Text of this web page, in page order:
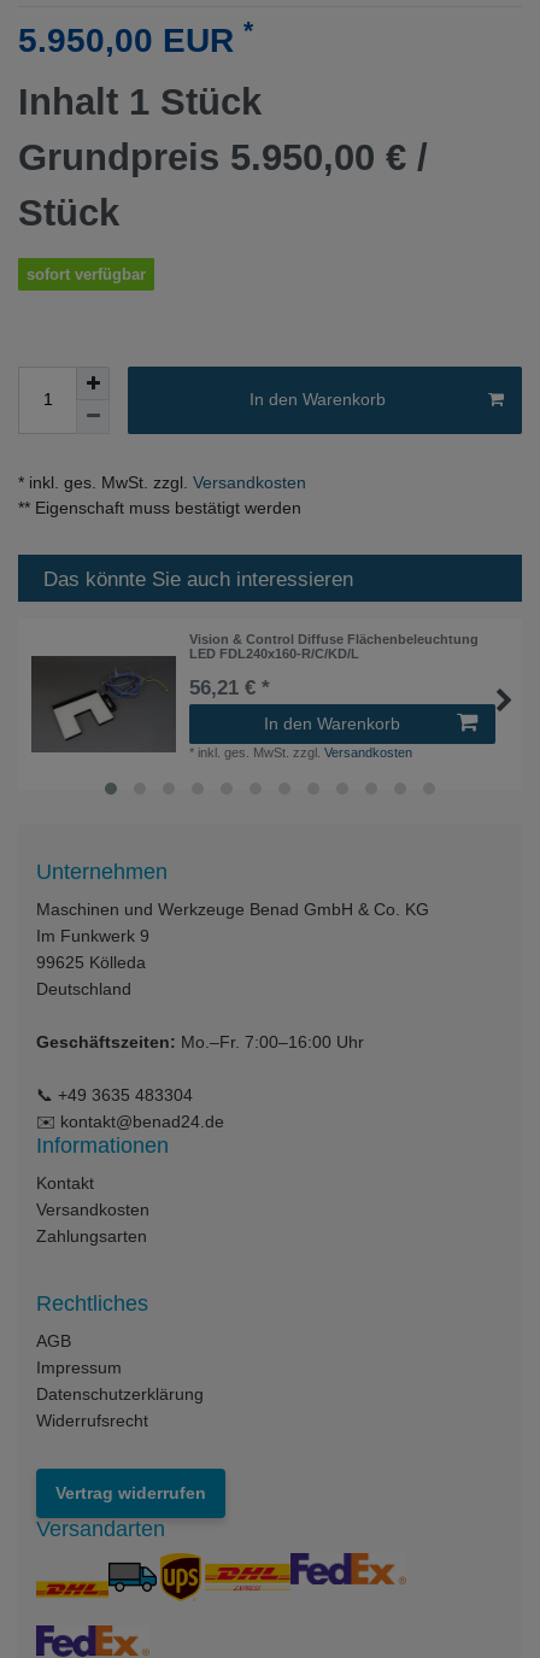
5.950,00 EUR *
Inhalt 1 Stück
Grundpreis 5.950,00 € /
Stück
sofort verfügbar
In den Warenkorb
* inkl. ges. MwSt. zzgl. Versandkosten
** Eigenschaft muss bestätigt werden
Das könnte Sie auch interessieren
Vision & Control Diffuse Flächenbeleuchtung
LED FDL240x160-R/C/KD/L
56,21 € *
In den Warenkorb
* inkl. ges. MwSt. zzgl.Versandkosten
Unternehmen
Maschinen und Werkzeuge Benad GmbH & Co. KG
Im Funkwerk 9
99625 Kölleda
Deutschland
Geschäftszeiten: Mo.–Fr. 7:00–16:00 Uhr
📞 +49 3635 483304
✉️ kontakt@benad24.de
Informationen
Kontakt
Versandkosten
Zahlungsarten
Rechtliches
AGB
Impressum
Datenschutzerklärung
Widerrufsrecht
Vertrag widerrufen
Versandarten